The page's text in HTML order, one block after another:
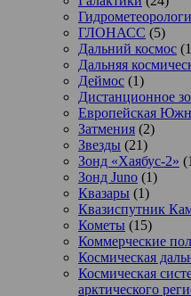
ГЛОНАСС (5)
Дальний космос
Дальняя
Деймос (1)
Дистанционное
Европейская
Затмения (2)
Звезды (21)
Зонд «Хаябус-2»
Зонд Juno (1)
Квазары (1)
Квазиспутник
Кометы (15)
Коммерческие
Космическая
Космическая
арктического